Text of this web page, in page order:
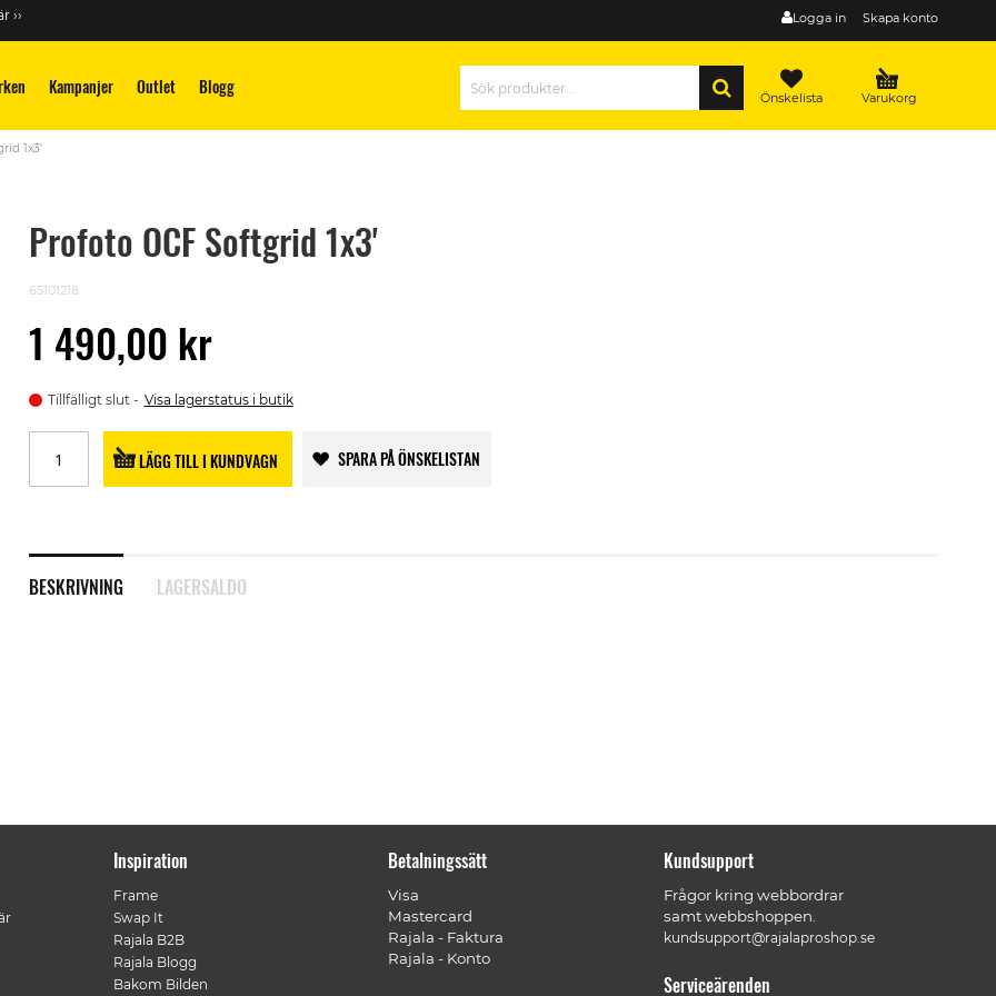
Logga in Skapa konto
››
Kampanjer Outlet Blogg Varukorg
Önskelista
1x3'
Profoto OCF Softgrid 1x3'
65101218
1 490,00 kr
Tillfälligt slut Visa lagerstatus i butik
LÄGG TILL I KUNDVAGN SPARA PÅ ÖNSKELISTAN
BESKRIVNING LAGERSALDO
Inspiration
Frame
Swap It
Rajala B2B
Rajala Blogg
Bakom Bilden
Betalningssätt
Visa
Mastercard
Rajala - Faktura
Rajala - Konto
Kundsupport
Frågor kring webbordrar
samt webbshoppen.
kundsupport@rajalaproshop.se
Serviceärenden